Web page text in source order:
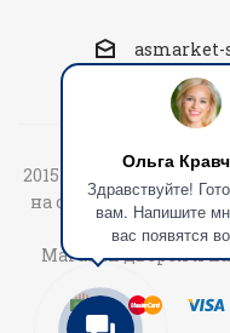
Ольга
Здравствуйте!
вам. Напишите
вас появятся
asmarket-
2015-2026
на сайте не
носит
Магазин дверей и